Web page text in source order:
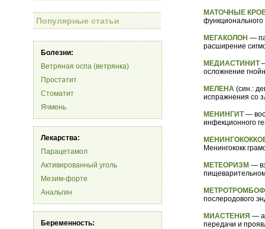
Популярные статьи
Болезни:
Ветряная оспа (ветрянка)
Простатит
Стоматит
Ячмень
Лекарства:
Парацетамол
Активированный уголь
Мезим-форте
Анальгин
Беременность:
МАТОЧНЫЕ
МЕГАКОЛОН —
расширение
МЕДИАСТИНИТ—
осложнение
МЕЛЕНА (син.:
испражнения со
МЕНИНГИТ—
инфекционного
Менингококк
МЕТЕОРИЗМ —
послеродового
МИАСТЕНИЯ —
передачи и